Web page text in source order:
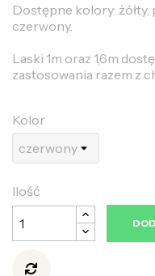
Dostępne kolory: żółty,
czerwony.
Laski 1m oraz 1,6m
zastosowania razem z
Kolor
Ilość